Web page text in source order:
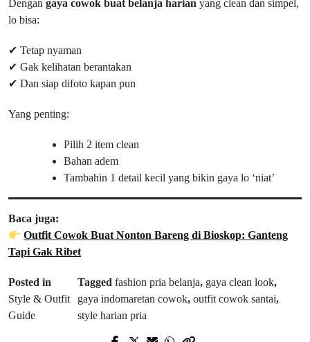
Dengan gaya cowok buat belanja harian yang clean dan simpel,
lo bisa:
✔ Tetap nyaman
✔ Gak kelihatan berantakan
✔ Dan siap difoto kapan pun
Yang penting:
Pilih 2 item clean
Bahan adem
Tambahin 1 detail kecil yang bikin gaya lo ‘niat’
Baca juga:
Outfit Cowok Buat Nonton Bareng di Bioskop: Ganteng
Tapi Gak Ribet
Posted in
Style & Outfit
Guide
Taggedfashion pria belanja, gaya clean look,
gaya indomaretan cowok,outfit cowok santai,
style harian pria
Prev Post